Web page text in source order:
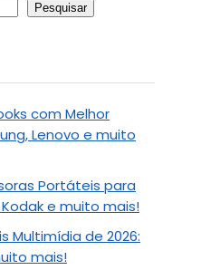
Pesquisar
com Melhor
Lenovo e muito
Portáteis para
e muito mais!
Multimídia de 2026:
mais!